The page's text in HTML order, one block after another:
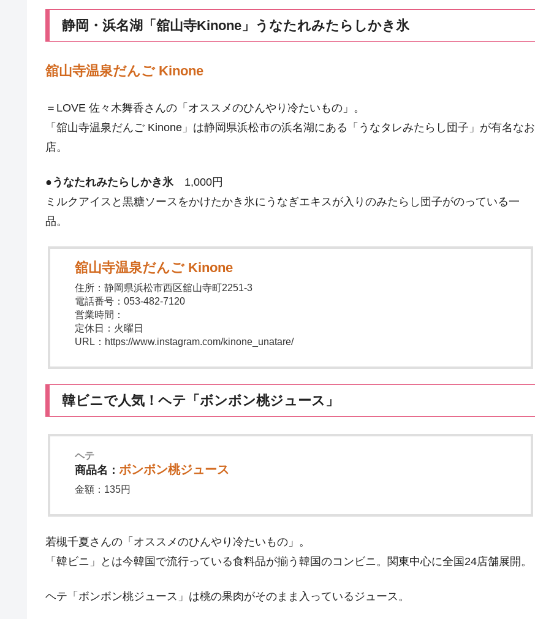
静岡・浜名湖「舘山寺Kinone」うなたれみたらしかき氷
舘山寺温泉だんご Kinone
＝LOVE 佐々木舞香さんの「オススメのひんやり冷たいもの」。
「舘山寺温泉だんご Kinone」は静岡県浜松市の浜名湖にある「うなタレみたらし団子」が有名なお
店。
●うなたれみたらしかき氷1,000円
ミルクアイスと黒糖ソースをかけたかき氷にうなぎエキスが入りのみたらし団子がのっている一
品。
舘山寺温泉だんご Kinone
住所：静岡県浜松市西区舘山寺町2251-3
電話番号：053-482-7120
営業時間：
定休日：火曜日
URL：https://www.instagram.com/kinone_unatare/
韓ビニで人気！ヘテ「ボンボン桃ジュース」
ヘテ
商品名： ボンボン桃ジュース
金額：135円
若槻千夏さんの「オススメのひんやり冷たいもの」。
「韓ビニ」とは今韓国で流行っている食料品が揃う韓国のコンビニ。関東中心に全国24店舗展開。
ヘテ「ボンボン桃ジュース」は桃の果肉がそのまま入っているジュース。